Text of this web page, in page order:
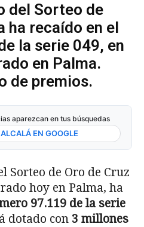
del Sorteo de
ha recaído en el
la serie 049, en
en Palma.
de premios.
aparezcan en tus búsquedas
EN GOOGLE
Sorteo de Oro de Cruz
hoy en Palma, ha
97.119 de la serie
dotado con 3 millones